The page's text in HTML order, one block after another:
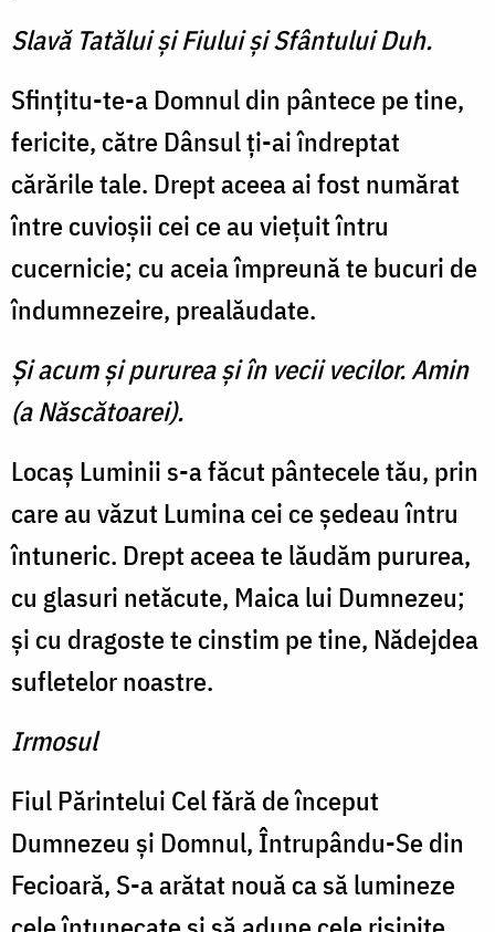
Slavă Tatălui şi Fiului şi Sfântului Duh.
Sfinţitu-te-a Domnul din pântece pe tine,
fericite, către Dânsul ţi-ai îndreptat
cărările tale. Drept aceea ai fost numărat
între cuvioşii cei ce au vieţuit întru
cucernicie; cu aceia împreună te bucuri de
îndumnezeire, prealăudate.
Şi acum şi pururea şi în vecii vecilor. Amin
(a Născătoarei).
Locaş Luminii s-a făcut pântecele tău, prin
care au văzut Lumina cei ce şedeau întru
întuneric. Drept aceea te lăudăm pururea,
cu glasuri netăcute, Maica lui Dumnezeu;
şi cu dragoste te cinstim pe tine, Nădejdea
sufletelor noastre.
Irmosul
Fiul Părintelui Cel fără de început
Dumnezeu şi Domnul, Întrupându-Se din
Fecioară, S-a arătat nouă ca să lumineze